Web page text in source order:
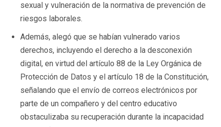
sexual y vulneración de la normativa de prevención de
riesgos laborales.
Además, alegó que se habían vulnerado varios
derechos, incluyendo el derecho a la desconexión
digital, en virtud del artículo 88 de la Ley Orgánica de
Protección de Datos y el artículo 18 de la Constitución,
señalando que el envío de correos electrónicos por
parte de un compañero y del centro educativo
obstaculizaba su recuperación durante la incapacidad